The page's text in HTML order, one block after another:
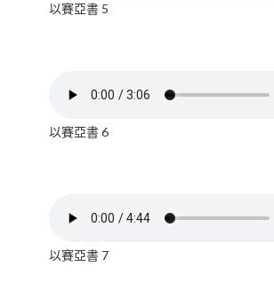
以賽亞書 5
以賽亞書 6
以賽亞書 7